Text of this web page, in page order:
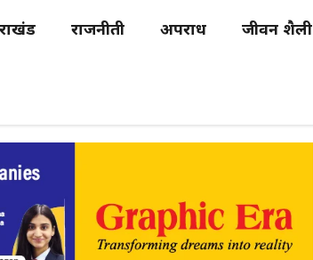
राजनीती अपराध जीवन शैली